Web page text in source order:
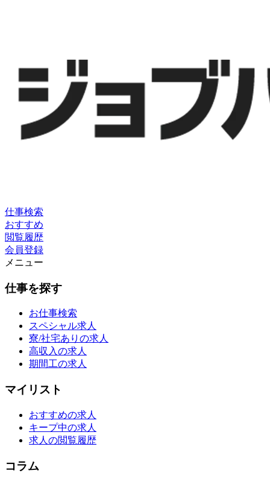
仕事検索
おすすめ
閲覧履歴
会員登録
メニュー
仕事を探す
お仕事検索
スペシャル求人
寮/社宅ありの求人
高収入の求人
期間工の求人
マイリスト
おすすめの求人
キープ中の求人
求人の閲覧履歴
コラム